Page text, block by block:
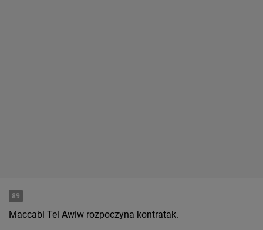
89
Maccabi Tel Awiw rozpoczyna kontratak.